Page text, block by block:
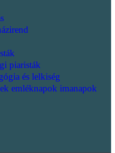
piaristák
és lelkiség
emléknapok imanapok